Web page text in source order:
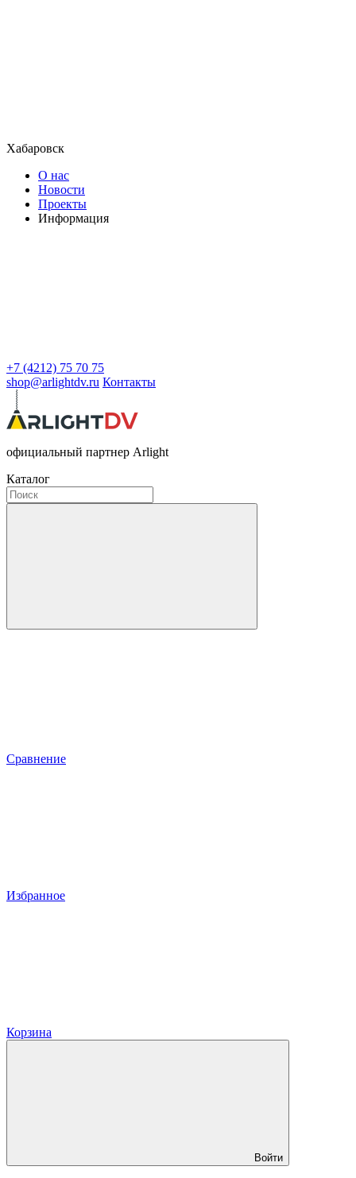
Хабаровск
О нас
Новости
Проекты
Информация
+7 (4212) 75 70 75
shop@arlightdv.ru Контакты
официальный партнер Arlight
Каталог
Сравнение
Избранное
Корзина
Войти